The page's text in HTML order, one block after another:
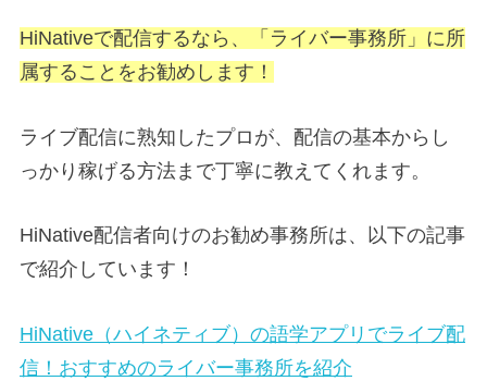
HiNativeで配信するなら、「ライバー事務所」に所
属することをお勧めします！
ライブ配信に熟知したプロが、配信の基本からし
っかり稼げる方法まで丁寧に教えてくれます。
HiNative配信者向けのお勧め事務所は、以下の記事
で紹介しています！
HiNative（ハイネティブ）の語学アプリでライブ配
信！おすすめのライバー事務所を紹介